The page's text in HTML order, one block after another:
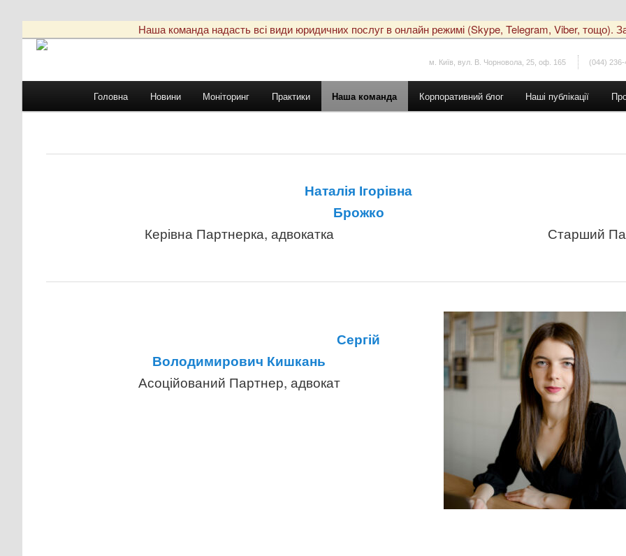
Наша команда надасть всі види юридичних послуг в онлайн режимі (Skype, Telegram, Viber, тощо).
м. Київ, вул. В. Чорновола, 25, оф. 165 (044)
Перейти
Головна Новини Моніторинг Практики Наша команда Корпоративний блог Наші публікації
Наталія Ігорівна
Брожко
Керівна Партнерка, адвокатка
Старший
Сергій
Володимирович Кишкань
Асоційований Партнер, адвокат